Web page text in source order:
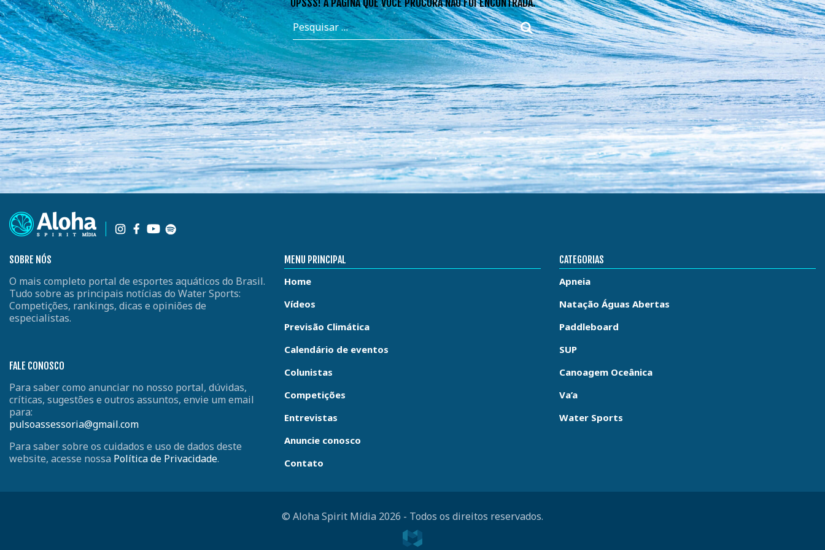
SOBRE NÓS
O mais completo portal de esportes aquáticos do Brasil.
Tudo sobre as principais notícias do Water Sports:
Competições, rankings, dicas e opiniões de
especialistas.
FALE CONOSCO
Para saber como anunciar no nosso portal, dúvidas,
críticas, sugestões e outros assuntos, envie um email
para:
pulsoassessoria@gmail.com
Para saber sobre os cuidados e uso de dados deste
website, acesse nossa Política de Privacidade.
MENU PRINCIPAL
Home
Vídeos
Previsão Climática
Calendário de eventos
Colunistas
Competições
Entrevistas
Anuncie conosco
Contato
CATEGORIAS
Apneia
Natação Águas Abertas
Paddleboard
SUP
Canoagem Oceânica
Va’a
Water Sports
© Aloha Spirit Mídia 2026 - Todos os direitos reservados.